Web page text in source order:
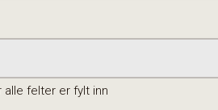
alle felter er fylt inn